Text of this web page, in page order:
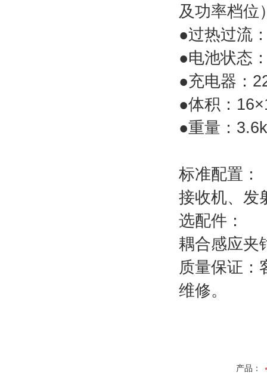
及功率档位
●过热过流
●电池状态
●充电器：
●体积：
●重量：
标准配置：
接收机、发
选配件：
耦合感应夹
质量保证：
维修。
产品：